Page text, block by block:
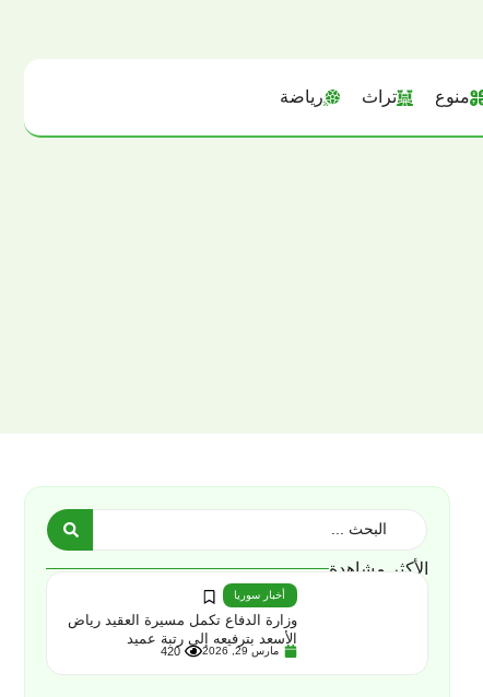
منوع تراث رياضة
الأكثر مشاهدة
أخبار سوريا
وزارة الدفاع تكمل مسيرة العقيد رياض
الأسعد بترفيعه إلى رتبة عميد
مارس 29, 2026 420